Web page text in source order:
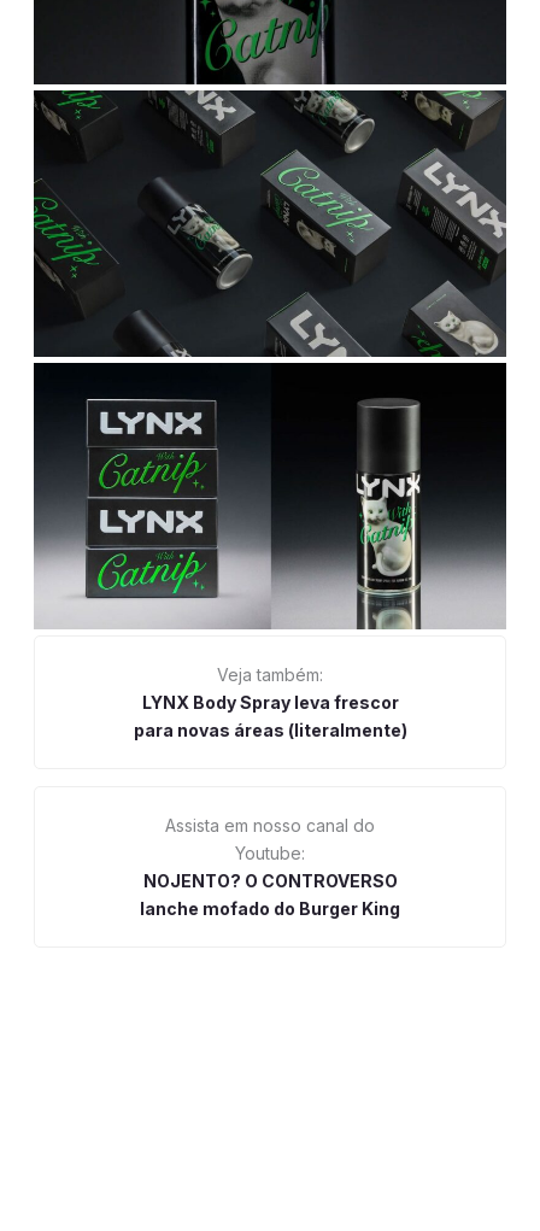
Veja também:
LYNX Body Spray leva frescor
para novas áreas (literalmente)
Assista em nosso canal do
Youtube:
NOJENTO? O CONTROVERSO
lanche mofado do Burger King